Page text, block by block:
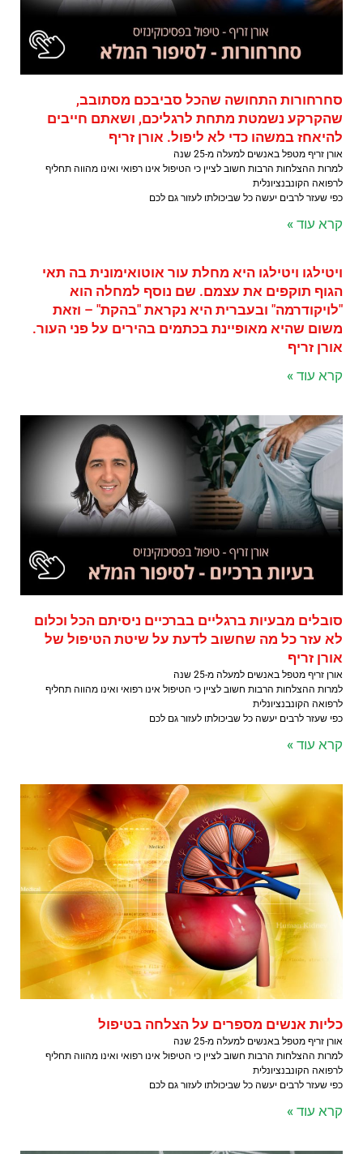
סחרחורות התחושה שהכל סביבכם מסתובב,
שהקרקע נשמטת מתחת לרגליכם, ושאתם חייבים
להיאחז במשהו כדי לא ליפול. אורן זריף
אורן זריף מטפל באנשים למעלה מ-25 שנה
למרות ההצלחות הרבות חשוב לציין כי הטיפול אינו רפואי ואינו מהווה תחליף
לרפואה הקונבנציונלית
כפי שעזר לרבים יעשה כל שביכולתו לעזור גם לכם
קרא עוד »
ויטילגו ויטילגו היא מחלת עור אוטואימונית בה תאי
הגוף תוקפים את עצמם. שם נוסף למחלה הוא
"לויקודרמה" ובעברית היא נקראת "בהקת" – וזאת
משום שהיא מאופיינת בכתמים בהירים על פני העור.
אורן זריף
קרא עוד »
סובלים מבעיות ברגליים בברכיים ניסיתם הכל וכלום
לא עזר כל מה שחשוב לדעת על שיטת הטיפול של
אורן זריף
אורן זריף מטפל באנשים למעלה מ-25 שנה
למרות ההצלחות הרבות חשוב לציין כי הטיפול אינו רפואי ואינו מהווה תחליף
לרפואה הקונבנציונלית
כפי שעזר לרבים יעשה כל שביכולתו לעזור גם לכם
קרא עוד »
כליות אנשים מספרים על הצלחה בטיפול
אורן זריף מטפל באנשים למעלה מ-25 שנה
למרות ההצלחות הרבות חשוב לציין כי הטיפול אינו רפואי ואינו מהווה תחליף
לרפואה הקונבנציונלית
כפי שעזר לרבים יעשה כל שביכולתו לעזור גם לכם
קרא עוד »